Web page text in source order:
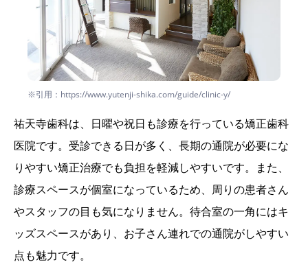
※引用：https://www.yutenji-shika.com/guide/clinic-y/
祐天寺歯科は、日曜や祝日も診療を行っている矯正歯科
医院です。受診できる日が多く、長期の通院が必要にな
りやすい矯正治療でも負担を軽減しやすいです。また、
診療スペースが個室になっているため、周りの患者さん
やスタッフの目も気になりません。待合室の一角にはキ
ッズスペースがあり、お子さん連れでの通院がしやすい
点も魅力です。